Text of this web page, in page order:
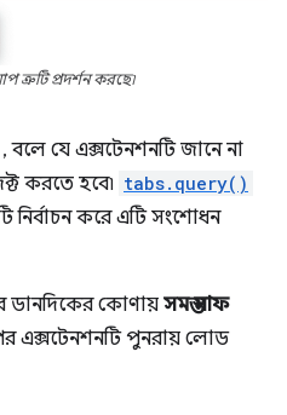
প্রদর্শন করছে৷
, বলে যে এক্সটেনশনটি জানে না
করতে হবে৷ tabs.query()
নির্বাচন করে এটি সংশোধন
কোণায় সমস্ত সাফ
এক্সটেনশনটি পুনরায় লোড